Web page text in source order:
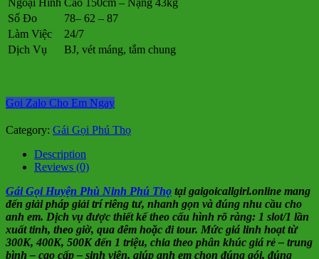
Số Đo
78– 62 – 87
Làm Việc
24/7
Dịch Vụ
BJ, vét máng, tắm chung
Gọi Zalo Cho Em Ngay
Category: Gái Gọi Phú Thọ
Description
Reviews (0)
Gái Gọi Huyện Phù Ninh Phú Thọ tại gaigoicallgirl.online mang
đến giải pháp giải trí riêng tư, nhanh gọn và đúng nhu cầu cho
anh em. Dịch vụ được thiết kế theo cấu hình rõ ràng: 1 slot/1 lần
xuất tinh, theo giờ, qua đêm hoặc đi tour. Mức giá linh hoạt từ
300K, 400K, 500K đến 1 triệu, chia theo phân khúc giá rẻ – trung
bình – cao cấp – sinh viên, giúp anh em chọn đúng gói, đúng